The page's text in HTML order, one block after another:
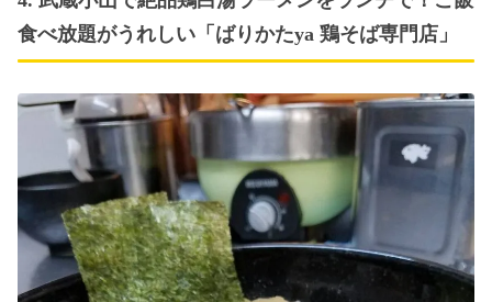
食べ放題がうれしい「ばりかたya 鶏そば専門店」